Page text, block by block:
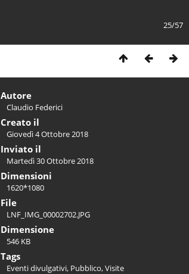
25/57
Autore
Claudio Federici
Creato il
Giovedì 4 Ottobre 2018
Inviato il
Martedì 30 Ottobre 2018
Dimensioni
1620*1080
File
LNF_IMG_00002702.JPG
Dimensione
546 KB
Tags
Eventi divulgativi, Pubblico,Visite